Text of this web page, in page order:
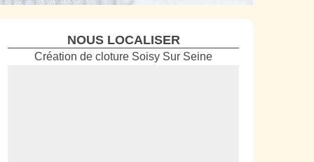
NOUS LOCALISER
Création de cloture Soisy Sur Seine